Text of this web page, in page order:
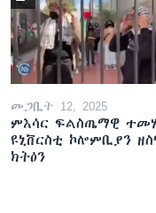
መጋቢት 12, 2025
ምእሳር ፍልስጤማዊ
ዩኒቨርስቲ ኮሎምቢያን
ክትዕን